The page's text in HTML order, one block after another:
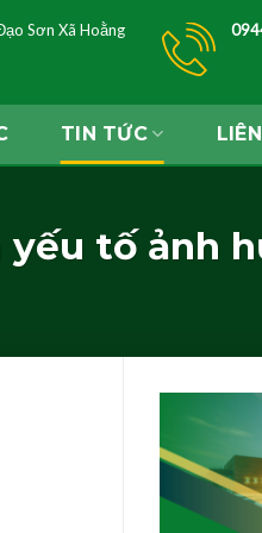
Sơn Xã Hoằng
TIN TỨC
yếu tố ảnh